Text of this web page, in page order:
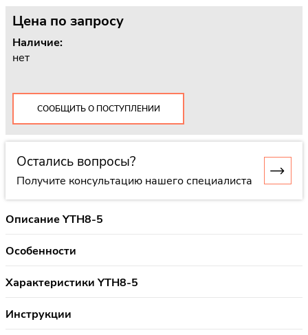
Цена по запросу
Наличие:
нет
СООБЩИТЬ О ПОСТУПЛЕНИИ
Остались вопросы?
Получите консультацию нашего специалиста
Описание YTH8-5
Особенности
Характеристики YTH8-5
Инструкции